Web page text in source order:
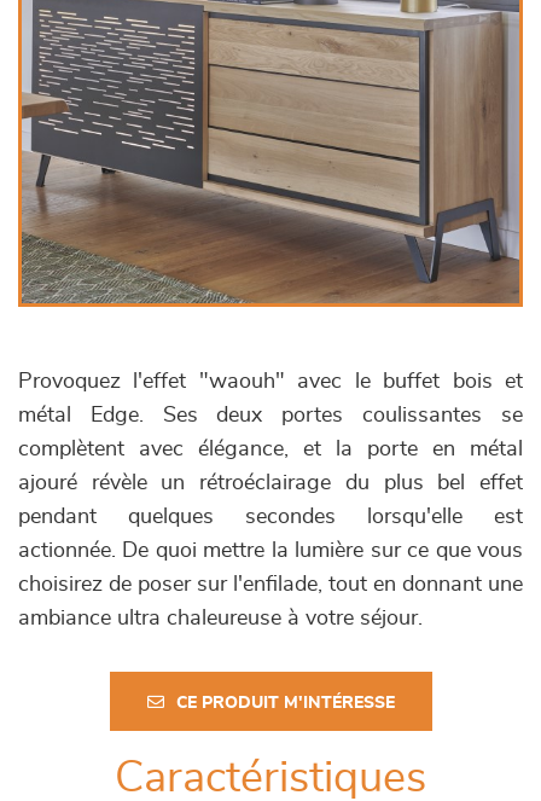
Provoquez l'effet "waouh" avec le buffet bois et
métal Edge. Ses deux portes coulissantes se
complètent avec élégance, et la porte en métal
ajouré révèle un rétroéclairage du plus bel effet
pendant quelques secondes lorsqu'elle est
actionnée. De quoi mettre la lumière sur ce que vous
choisirez de poser sur l'enfilade, tout en donnant une
ambiance ultra chaleureuse à votre séjour.
CE PRODUIT M'INTÉRESSE
Caractéristiques